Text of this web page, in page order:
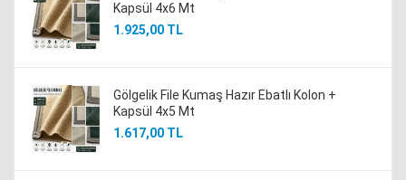
Kapsül 4x6 Mt
1.925,00 TL
Gölgelik File Kumaş Hazır Ebatlı Kolon +
Kapsül 4x5 Mt
1.617,00 TL